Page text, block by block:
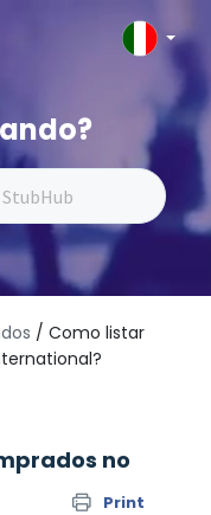
/ Como listar
no
Print